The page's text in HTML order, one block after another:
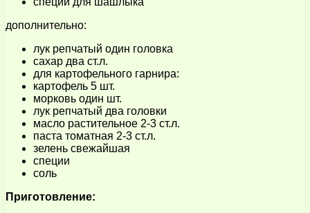
дополнительно:
лук репчатый один головка
сахар два ст.л.
для картофельного гарнира:
картофель 5 шт.
морковь один шт.
лук репчатый два головки
масло растительное 2-3 ст.л.
паста томатная 2-3 ст.л.
зелень свежайшая
специи
соль
Приготовление: